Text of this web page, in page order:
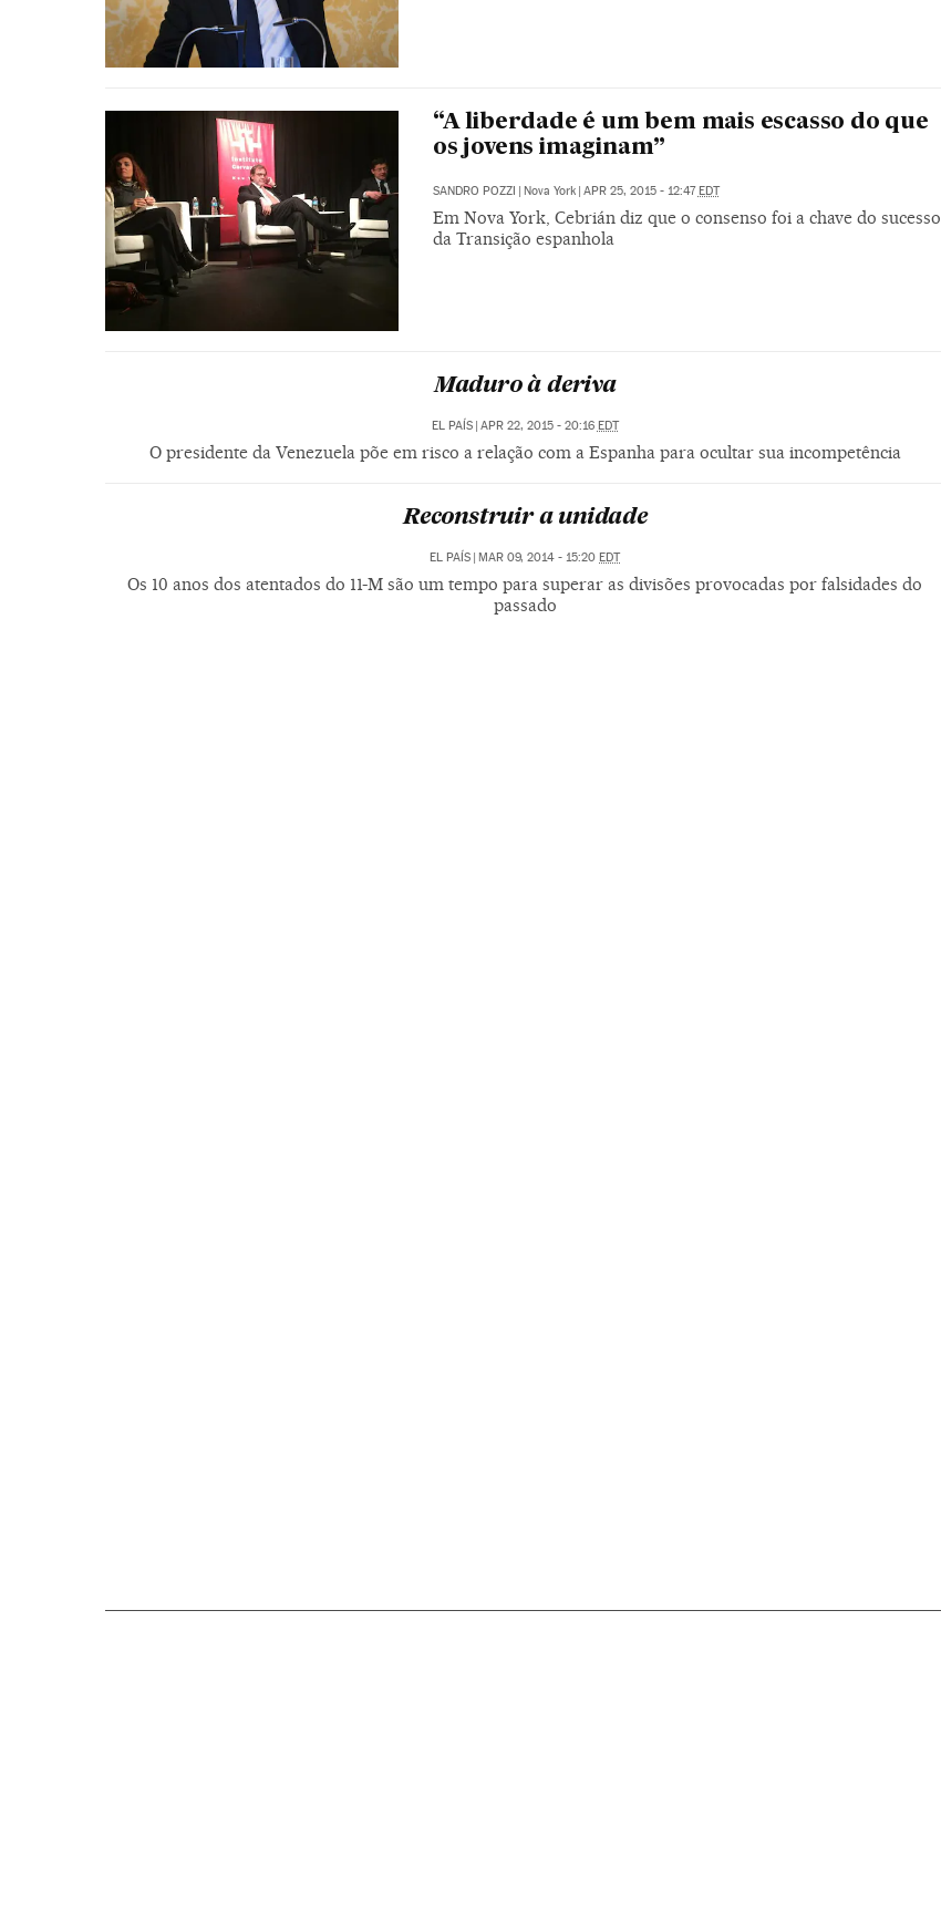
“A liberdade é um bem mais escasso do que
os jovens imaginam”
SANDRO POZZI Nova York APR 25, 2015 - 12:47 EDT
Em Nova York, Cebrián diz que o consenso foi a chave do sucesso
da Transição espanhola
Maduro à deriva
EL PAÍS | APR 22, 2015 - 20:16 EDT
O presidente da Venezuela põe em risco a relação com a Espanha para ocultar sua incompetência
Reconstruir a unidade
EL PAÍS | MAR 09, 2014 - 15:20EDT
Os 10 anos dos atentados do 11-M são um tempo para superar as divisões provocadas por falsidades do
passado